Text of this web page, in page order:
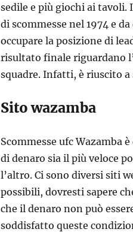
sedile e più giochi ai
di scommesse nel 1974 e
occupare la posizione di
risultato finale riguardano
squadre. Infatti, è riuscito a
Sito wazamba
Scommesse ufc Wazamba
di denaro sia il più veloce
l’altro. Ci sono diversi siti
possibili, dovresti sapere
che il denaro non può
soddisfatto queste